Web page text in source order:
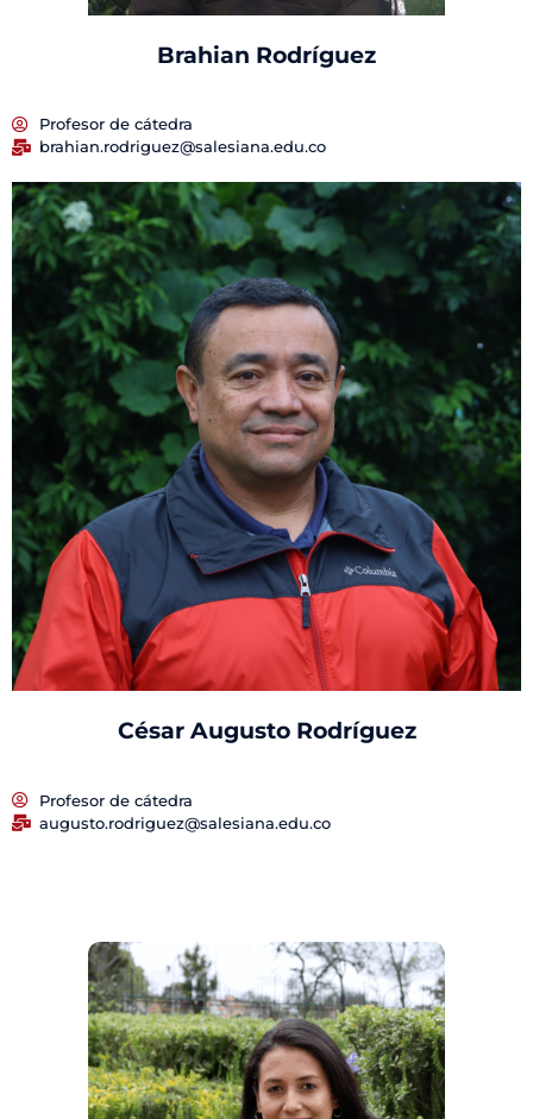
Brahian Rodríguez
Profesor de cátedra
brahian.rodriguez@salesiana.edu.co
César Augusto Rodríguez
Profesor de cátedra
augusto.rodriguez@salesiana.edu.co